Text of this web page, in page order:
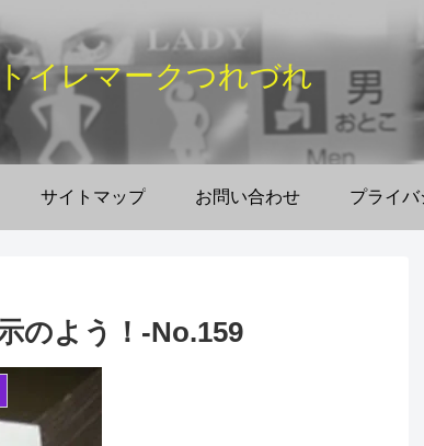
トイレマークつれづれ
サイトマップ お問い合わせ プライ
のよう！-No.159